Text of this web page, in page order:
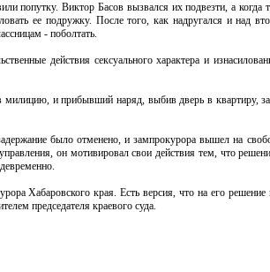
попутку. Виктор Басов вызвался их подвезти, а когда
ее подружку. После того, как надругался и над
- поболтать.
действия сексуального характера и
и прибывший наряд, выбив дверь в квартиру,
было отменено, и зампрокурора вышел на
он мотивировал свои действия тем, что
Хабаровского края. Есть версия, что на его решение
председателя краевого суда.